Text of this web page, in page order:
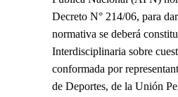
Decreto N° 214/06, para
normativa se deberá
Interdisciplinaria sobre
conformada por
de Deportes, de la Unión